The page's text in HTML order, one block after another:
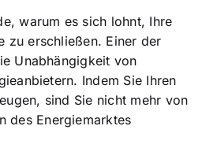
warum es sich lohnt, Ihre
zu erschließen. Einer der
Unabhängigkeit von
Indem Sie Ihren
sind Sie nicht mehr von
des Energiemarktes